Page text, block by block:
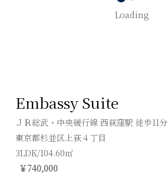
Loading
Embassy Suite
ＪＲ総武・中央緩行線 西荻窪駅 徒歩11分
東京都杉並区上荻４丁目
3LDK/104.60㎡
￥740,000